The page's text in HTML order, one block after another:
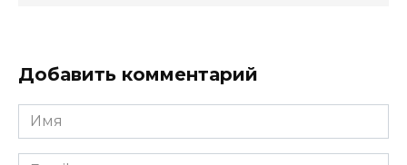
Добавить комментарий
Имя